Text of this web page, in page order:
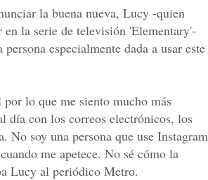
la buena nueva, Lucy -quien
la serie de televisión 'Elementary'-
especialmente dada a usar este
lo que me siento mucho más
día con los correos electrónicos, los
No soy una persona que use Instagram
me apetece. No sé cómo la
Lucy al periódico Metro.